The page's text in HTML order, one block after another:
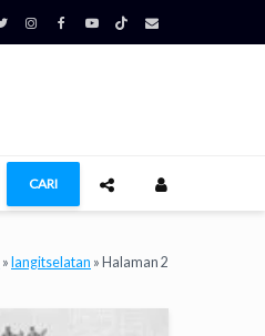
CARI
» langitselatan » Halaman 2